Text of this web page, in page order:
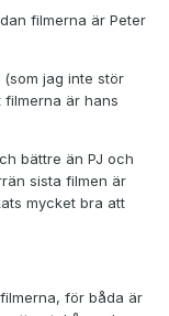
filmerna är Peter
jag inte stör
filmerna är hans
bättre än PJ och
sista filmen är
mycket bra att
för båda är